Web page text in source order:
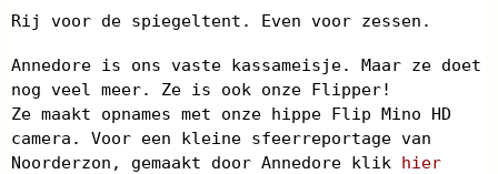
Rij voor de spiegeltent. Even voor zessen.
Annedore is ons vaste kassameisje. Maar ze doet
nog veel meer. Ze is ook onze Flipper!
Ze maakt opnames met onze hippe Flip Mino HD
camera. Voor een kleine sfeerreportage van
Noorderzon, gemaakt door Annedore klik hier